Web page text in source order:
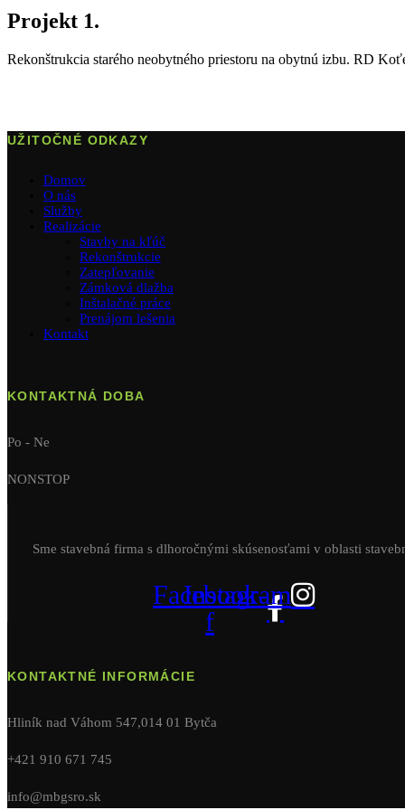
Projekt 1.
Rekonštrukcia starého neobytného priestoru na obytnú izbu. RD
UŽITOČNÉ ODKAZY
Domov
O nás
Služby
Realizácie
Stavby na kľúč
Rekonštrukcie
Zatepľovanie
Zámková dlažba
Inštalačné práce
Prenájom lešenia
Kontakt
KONTAKTNÁ DOBA
Po - Ne
NONSTOP
Sme stavebná firma s dlhoročnými skúsenosťami v oblasti
Facebook-
f
Instagram
KONTAKTNÉ INFORMÁCIE
Hliník nad Váhom 547,014 01 Bytča
+421 910 671 745
info@mbgsro.sk